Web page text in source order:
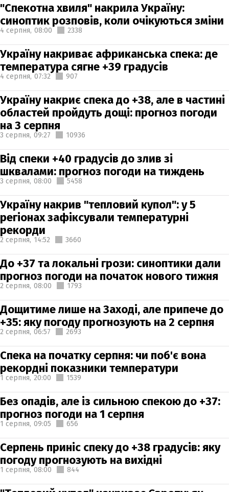
"Спекотна хвиля" накрила Україну:
синоптик розповів, коли очікуються зміни
4 серпня, 08:00 2338
Україну накриває африканська спека: де
температура сягне +39 градусів
4 серпня, 07:32 907
Україну накриє спека до +38, але в частині
областей пройдуть дощі: прогноз погоди
на 3 серпня
3 серпня, 09:27 10936
Від спеки +40 градусів до злив зі
шквалами: прогноз погоди на тиждень
3 серпня, 08:00 5458
Україну накрив "тепловий купол": у 5
регіонах зафіксували температурні
рекорди
2 серпня, 14:52 3660
До +37 та локальні грози: синоптики дали
прогноз погоди на початок нового тижня
2 серпня, 08:00 1793
Дощитиме лише на Заході, але припече до
+35: яку погоду прогнозують на 2 серпня
2 серпня, 06:57 2693
Спека на початку серпня: чи поб'є вона
рекордні показники температури
1 серпня, 20:00 1539
Без опадів, але із сильною спекою до +37:
прогноз погоди на 1 серпня
1 серпня, 09:05 656
Серпень приніс спеку до +38 градусів: яку
погоду прогнозують на вихідні
1 серпня, 08:00 844